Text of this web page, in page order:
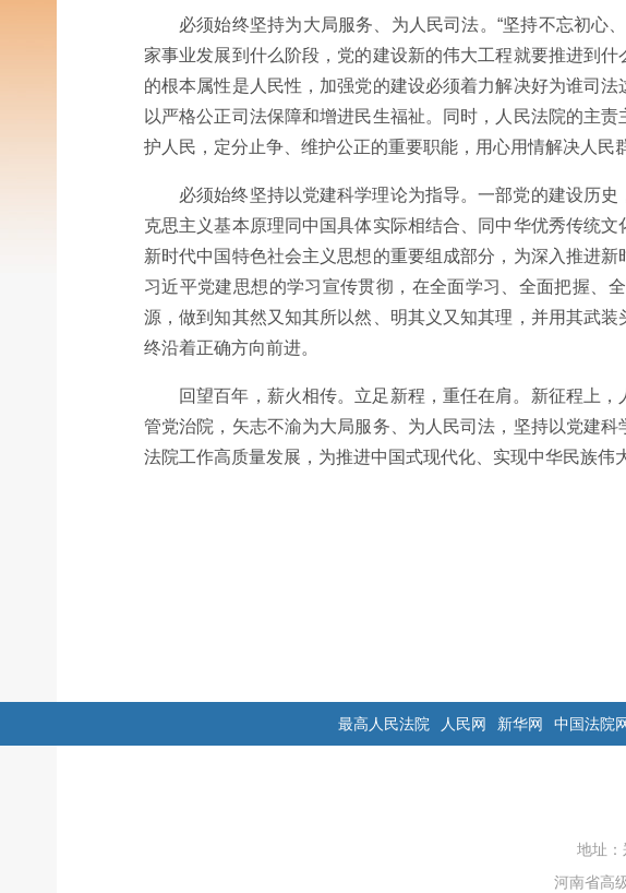
必须始终坚持为大局服务、为人民司法。“坚持不忘初心
家事业发展到什么阶段，党的建设新的伟大工程就要推进到
的根本属性是人民性，加强党的建设必须着力解决好为谁司
以严格公正司法保障和增进民生福祉。同时，人民法院的主
护人民，定分止争、维护公正的重要职能，用心用情解决人民
必须始终坚持以党建科学理论为指导。一部党的建设历
克思主义基本原理同中国具体实际相结合、同中华优秀传统
新时代中国特色社会主义思想的重要组成部分，为深入推进
习近平党建思想的学习宣传贯彻，在全面学习、全面把握、
源，做到知其然又知其所以然、明其义又知其理，并用其武
终沿着正确方向前进。
回望百年，薪火相传。立足新程，重任在肩。新征程上
管党治院，矢志不渝为大局服务、为人民司法，坚持以党建
法院工作高质量发展，为推进中国式现代化、实现中华民族伟
最高人民法院 人民网 新华网 中国法院
地址
河南省高